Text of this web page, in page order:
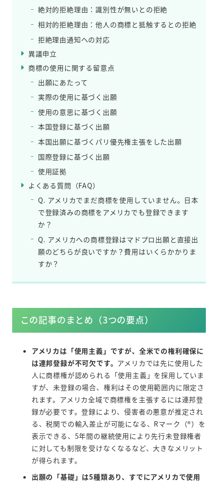
絶対的拒絶理由：識別性が無いとの拒絶
相対的拒絶理由：他人の商標と抵触するとの拒絶
拒絶理由通知への対応
異議申立
商標の使用に関する留意点
出願にあたって
実際の使用に基づく出願
使用の意思に基づく出願
本国登録に基づく出願
本国出願に基づくパリ優先権主張をした出願
国際登録に基づく出願
使用証拠
よくある質問（FAQ）
Q. アメリカでまだ商標を使用していません。日本
で登録済みの商標をアメリカでも登録できます
か？
Q. アメリカへの商標登録はマドプロ出願と直接出
願のどちらが良いですか？費用はいくらかかりま
すか？
この記事のまとめ（3つの要点）
アメリカは「使用主義」ですが、全米での権利確保に
は連邦登録が不可欠です。 アメリカでは先に使用した
人に商標権が認められる「使用主義」を採用していま
すが、未登録の場合、権利はその使用範囲内に限定さ
れます。アメリカ全域で商標権を主張するには連邦登
録が必要です。登録により、侵害者の悪意が推定され
る、税関での輸入差止が可能になる、Rマーク（®）を
表示できる、5年間の継続使用により先行未登録権者
に対しても制限を受けなくなるなど、大きなメリット
が得られます。
出願の「基礎」は5種類あり、すでにアメリカで使用